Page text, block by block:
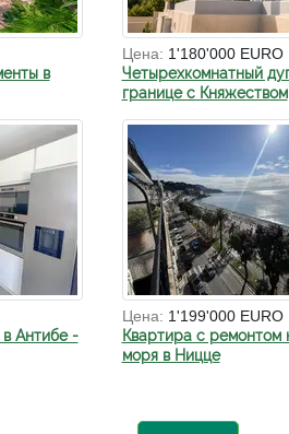
в
Цена: 1'180'000 EURO
Четырехкомнатный
границе с Княжеством
Антибе -
Цена: 1'199'000 EURO
Квартира с ремонтом
моря в Ницце